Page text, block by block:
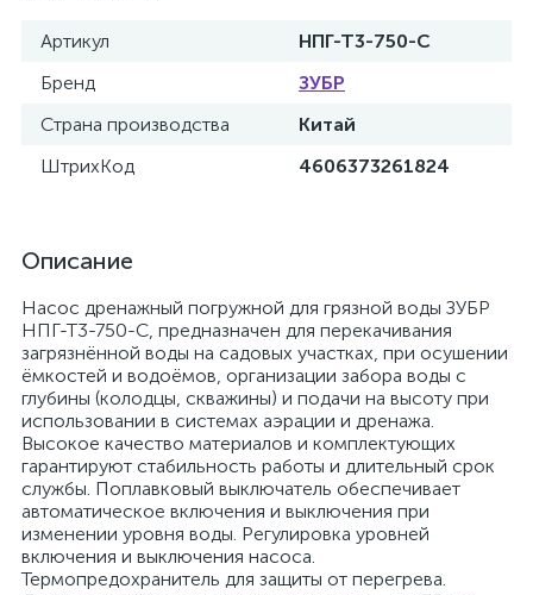
Артикул
НПГ-Т3-750-С
Бренд
ЗУБР
Страна производства
Китай
ШтрихКод
4606373261824
Описание
Насос дренажный погружной для грязной воды ЗУБР
НПГ-Т3-750-С, предназначен для перекачивания
загрязнённой воды на садовых участках, при осушении
ёмкостей и водоёмов, организации забора воды с
глубины (колодцы, скважины) и подачи на высоту при
использовании в системах аэрации и дренажа.
Высокое качество материалов и комплектующих
гарантируют стабильность работы и длительный срок
службы. Поплавковый выключатель обеспечивает
автоматическое включения и выключения при
изменении уровня воды. Регулировка уровней
включения и выключения насоса.
Термопредохранитель для защиты от перегрева.